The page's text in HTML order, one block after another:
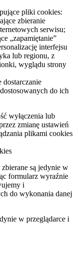
pliki cookies:
zbieranie
serwisu;
„zapamiętanie”
interfejsu
lub regionu, z
wyglądu strony
do ich
wyłączenia lub
zmianę ustawień
plikami cookies
są jedynie w
formularz wyraźnie
i
do wykonania danej
w przeglądarce i